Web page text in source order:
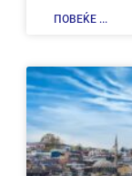
ПОВЕЌЕ ...